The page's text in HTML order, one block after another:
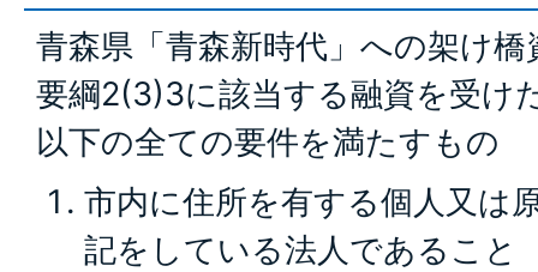
青森県「青森新時代」への架け
要綱2(3)3に該当する融資を受け
以下の全ての要件を満たすもの
市内に住所を有する個人又は
記をしている法人であること